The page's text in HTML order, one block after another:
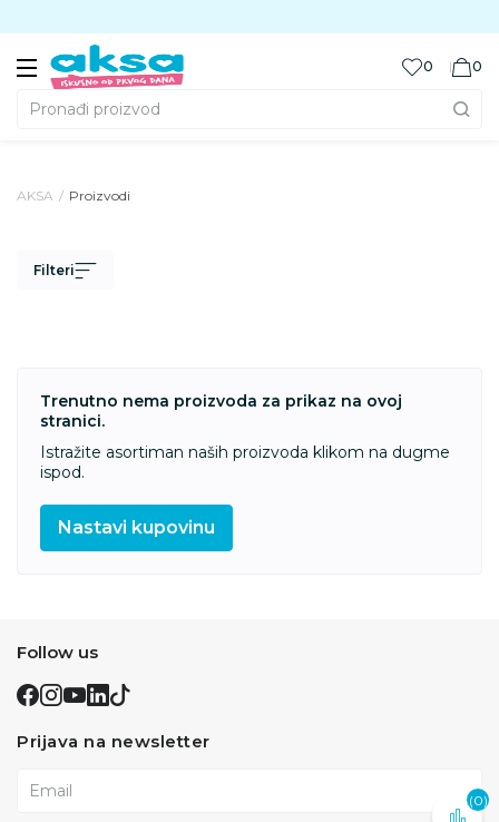
Pronađi proizvod
0 0
AKSA Proizvodi
Filteri
Trenutno nema proizvoda za prikaz na ovoj
stranici.
Istražite asortiman naših proizvoda klikom na dugme
ispod.
Nastavi kupovinu
(0)
Follow us
Prijava na newsletter
Email